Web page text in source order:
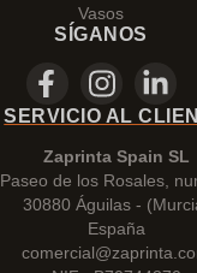
Vasos
SÍGANOS
SERVICIO AL
Zaprinta Spain SL
Paseo de los Rosales,
30880 Águilas -
España